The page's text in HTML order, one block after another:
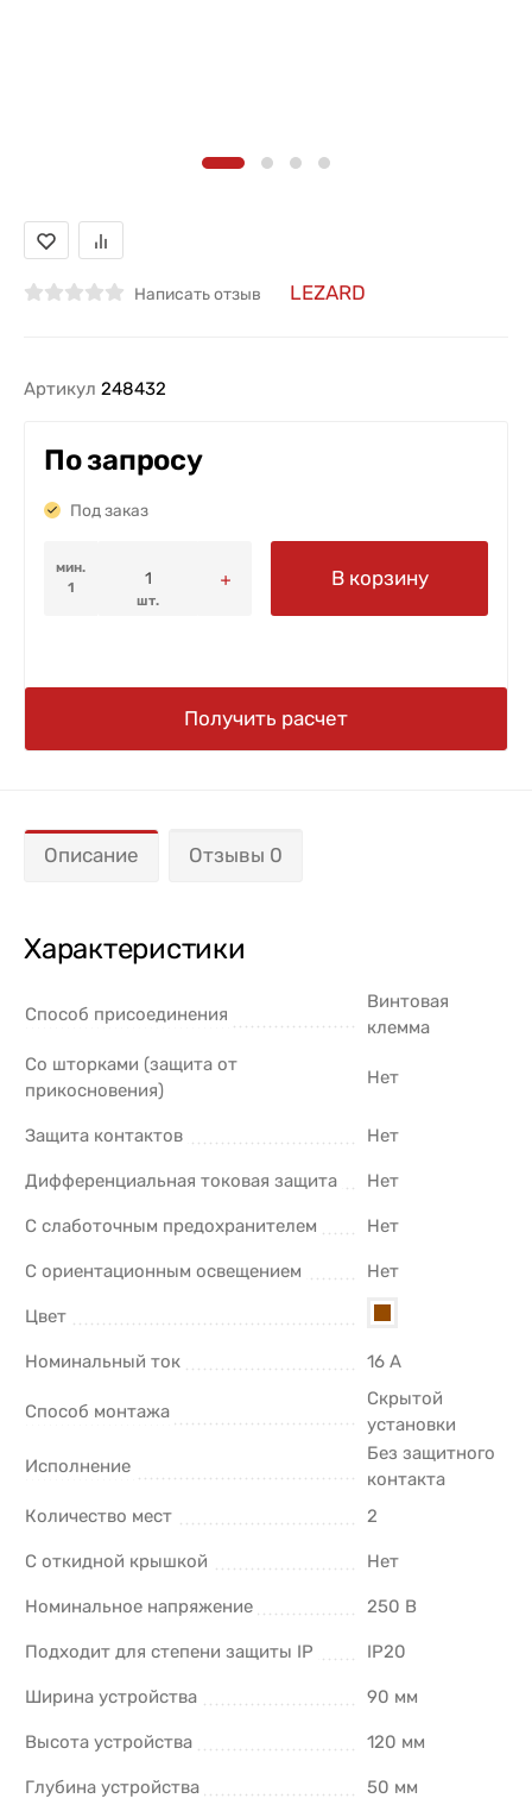
Написать отзыв LEZARD
Артикул 248432
По запросу
Под заказ
мин.
1
шт.
В корзину
Получить расчет
Описание Отзывы 0
Характеристики
Способ присоединения
Винтовая
клемма
Со шторками (защита от
прикосновения)
Нет
Защита контактов Нет
Дифференциальная токовая защита Нет
С слаботочным предохранителем Нет
С ориентационным освещением Нет
Цвет
Номинальный ток 16 А
Способ монтажа
Скрытой
установки
Исполнение
Без защитного
контакта
Количество мест
2
С откидной крышкой Нет
Номинальное напряжение 250 В
Подходит для степени защиты IP IP20
Ширина устройства 90 мм
Высота устройства 120 мм
Глубина устройства 50 мм